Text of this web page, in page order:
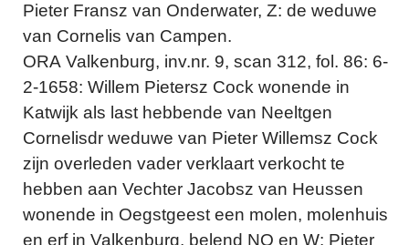
Pieter Fransz van Onderwater, Z: de weduwe
van Cornelis van Campen.
ORA Valkenburg, inv.nr. 9, scan 312, fol. 86: 6-
2-1658: Willem Pietersz Cock wonende in
Katwijk als last hebbende van Neeltgen
Cornelisdr weduwe van Pieter Willemsz Cock
zijn overleden vader verklaart verkocht te
hebben aan Vechter Jacobsz van Heussen
wonende in Oegstgeest een molen, molenhuis
en erf in Valkenburg, belend NO en W: Pieter